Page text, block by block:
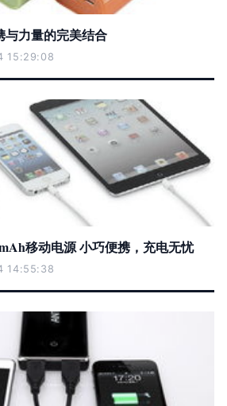
与力量的完美结合
15:29:08
移动电源 小巧便携，充电无忧
14:55:38